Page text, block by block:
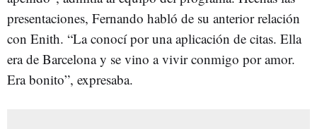
presentaciones, Fernando habló de su anterior relación
con Enith. “La conocí por una aplicación de citas. Ella
era de Barcelona y se vino a vivir conmigo por amor.
Era bonito”, expresaba.